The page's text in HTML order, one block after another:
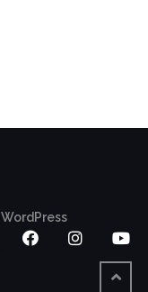
WordPress